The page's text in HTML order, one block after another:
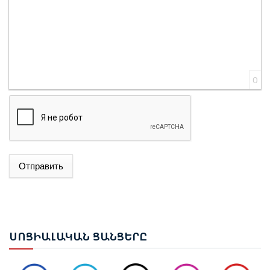
0
Отправить
ՍՈՑԻԱԼԱԿԱՆ ՑԱՆՑԵՐԸ
ԱԴՐԲԵՋԱՆԻ ԱԳ ՆԱԽԱՐԱՐ ՋԵՅՀՈՒՆ ԲԱՅՐԱՄՈՎԸ
ԵՐԵՎԱՆՈՒՄ ԿԱՅԱՑԵԼ Է ԱՆԻԻ ԿԱՄՐՋԻ
ՎԵՐԱԿԱՆԳՆՄԱՆ ՀԱՐՑԵՐՈՎ ՀԱՅԱՍՏԱՆ-ԹՈՒՐՔԻԱ